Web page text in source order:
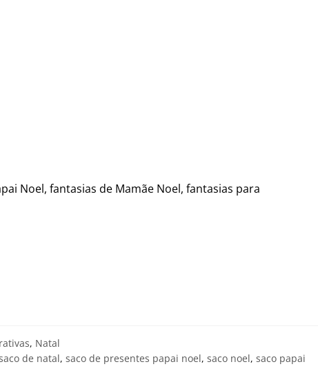
Noel, fantasias de Mamãe Noel, fantasias para
, Natal
de natal, saco de presentes papai noel, saco noel, saco papai